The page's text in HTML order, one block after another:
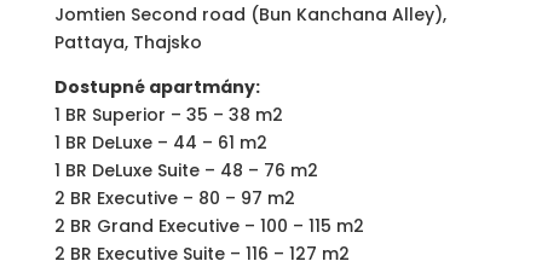
Jomtien Second road (Bun Kanchana Alley),
Pattaya, Thajsko
Dostupné apartmány:
1 BR Superior – 35 – 38 m2
1 BR DeLuxe – 44 – 61 m2
1 BR DeLuxe Suite – 48 – 76 m2
2 BR Executive – 80 – 97 m2
2 BR Grand Executive – 100 – 115 m2
2 BR Executive Suite – 116 – 127 m2